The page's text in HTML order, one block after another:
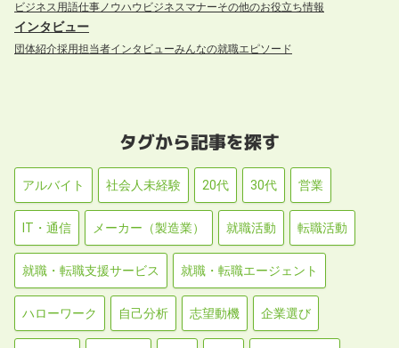
ビジネス用語仕事ノウハウ ビジネスマナーその他のお役立ち情報
インタビュー
団体紹介採用担当者インタビューみんなの就職エピソード
タグから記事を探す
アルバイト 社会人未経験 20代 30代 営業
IT・通信 メーカー（製造業） 就職活動 転職活動
就職・転職支援サービス 就職・転職エージェント
ハローワーク 自己分析 志望動機 企業選び